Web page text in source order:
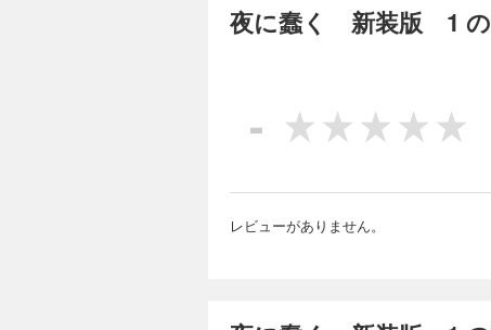
郷屋川 脩は平凡な毎
人との夜も食事だ
時を同じくして岡
【目次】 第81話
第88話 深まる疑惑
完結
る。 その数日後、勤
者 第95話 混乱
夜に蠢く 新装版 1 の
-
レビューがありません。